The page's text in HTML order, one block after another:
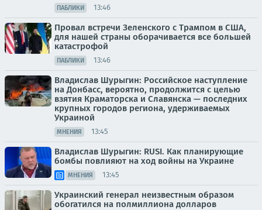
ПАБЛИКИ 13:46
Провал встречи Зеленского с Трампом в США,
для нашей страны оборачивается все большей
катастрофой
ПАБЛИКИ 13:46
Владислав Шурыгин: Российское наступление
на Донбасс, вероятно, продолжится с целью
взятия Краматорска и Славянска — последних
крупных городов региона, удерживаемых
Украиной
МНЕНИЯ 13:45
Владислав Шурыгин: RUSI. Как планирующие
бомбы повлияют на ход войны на Украине
МНЕНИЯ 13:45
Украинский генерал неизвестным образом
обогатился на полмиллиона долларов